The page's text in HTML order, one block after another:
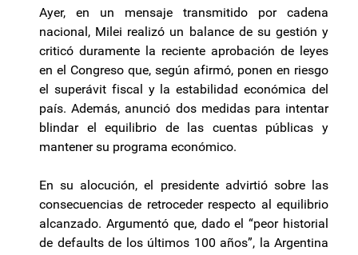
Ayer, en un mensaje transmitido por cadena
nacional, Milei realizó un balance de su gestión y
criticó duramente la reciente aprobación de leyes
en el Congreso que, según afirmó, ponen en riesgo
el superávit fiscal y la estabilidad económica del
país. Además, anunció dos medidas para intentar
blindar el equilibrio de las cuentas públicas y
mantener su programa económico.
En su alocución, el presidente advirtió sobre las
consecuencias de retroceder respecto al equilibrio
alcanzado. Argumentó que, dado el “peor historial
de defaults de los últimos 100 años”, la Argentina